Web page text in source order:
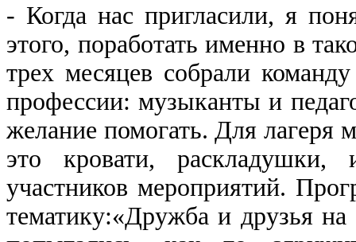
- Когда нас пригласили, я
этого, поработать именно в
трех месяцев собрали
профессии: музыканты и
желание помогать. Для лагеря
это кровати,
участников мероприятий.
тематику:«Дружба и друзья